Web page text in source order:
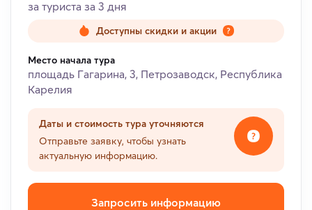
за туриста за 3 дня
Доступны скидки и акции
Место начала тура
площадь Гагарина, 3, Петрозаводск, Республика
Карелия
Даты и стоимость тура уточняются
Отправьте заявку, чтобы узнать
актуальную информацию.
Запросить информацию